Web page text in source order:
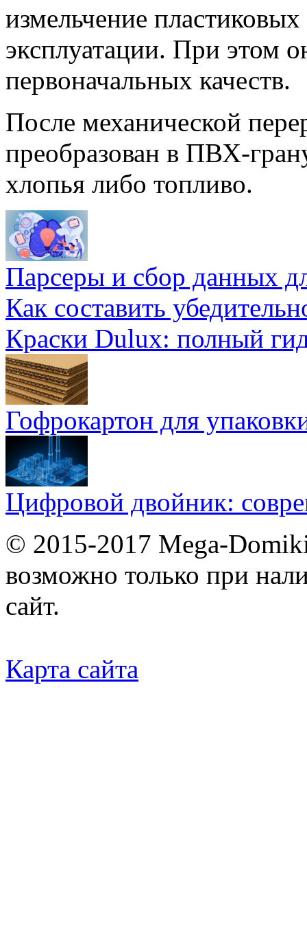
измельчение
эксплуатации. При этом
первоначальных качеств.
После механической
преобразован в ПВХ-
хлопья либо топливо.
Парсеры и сбор данных
Как составить
Краски Dulux: полный
Гофрокартон для
Цифровой двойник:
© 2015-2017 Mega-
возможно только при
сайт.
Карта сайта